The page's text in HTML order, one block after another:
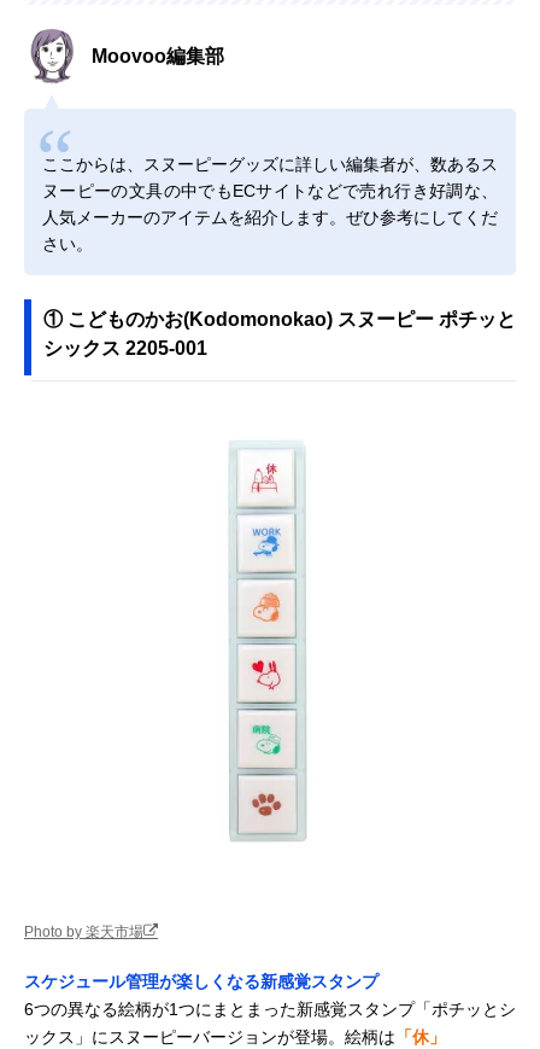
Moovoo編集部
ここからは、スヌーピーグッズに詳しい編集者が、数あるス
ヌーピーの文具の中でもECサイトなどで売れ行き好調な、
人気メーカーのアイテムを紹介します。ぜひ参考にしてくだ
さい。
① こどものかお(Kodomonokao) スヌーピー ポチッと
シックス 2205-001
Photo by 楽天市場
スケジュール管理が楽しくなる新感覚スタンプ
6つの異なる絵柄が1つにまとまった新感覚スタンプ「ポチッとシ
ックス」にスヌーピーバージョンが登場。絵柄は 「休」